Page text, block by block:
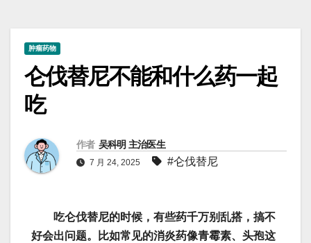
肿瘤药物
仑伐替尼不能和什么药一起
吃
作者 吴科明 主治医生
7 月 24, 2025 #仑伐替尼
吃仑伐替尼的时候，有些药千万别乱搭，搞不
好会出问题。比如常见的消炎药像青霉素、头孢这